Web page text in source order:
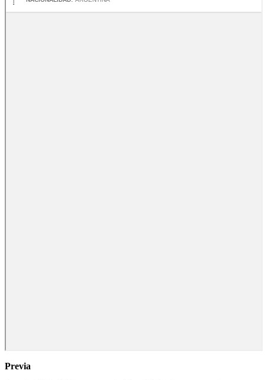
Previa